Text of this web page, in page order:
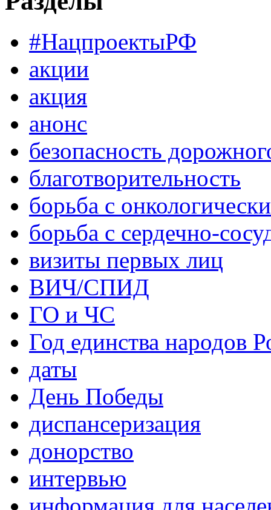
#НацпроектыРФ
акции
акция
анонс
безопасность
благотворительность
борьба с
борьба с сердечно-
визиты первых лиц
ВИЧ/СПИД
ГО и ЧС
Год единства народов
даты
День Победы
диспансеризация
донорство
интервью